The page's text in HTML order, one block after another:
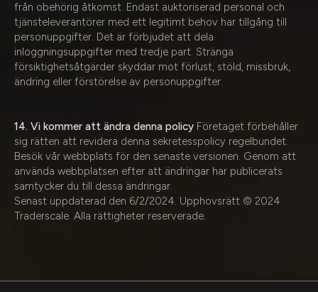
från obehörig åtkomst. Endast auktoriserad personal och
tjänsteleverantörer med ett legitimt behov har tillgång till
personuppgifter. Det är förbjudet att dela
inloggningsuppgifter med tredje part. Stränga
försiktighetsåtgärder skyddar mot förlust, stöld, missbruk,
ändring eller förstörelse av personuppgifter.
14. Vi kommer att ändra denna policy Företaget förbehåller
sig rätten att revidera denna sekretesspolicy regelbundet.
Besök vår webbplats för den senaste versionen. Genom att
använda webbplatsen efter att ändringar har publicerats
samtycker du till dessa ändringar.
Senast uppdaterad den 6/2/2024. Upphovsrätt © 2024
Traderscale. Alla rättigheter reserverade.